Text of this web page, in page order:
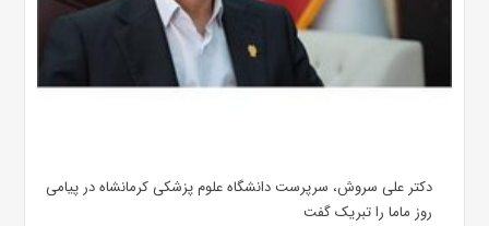
دکتر علی سروش، سرپرست دانشگاه علوم پزشکی کرمانشاه در پیامی
روز ماما را تبریک گفت